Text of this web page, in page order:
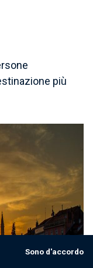
più
Sono d'accordo